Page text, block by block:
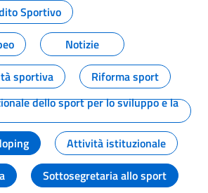
Sportivo
Notizie
sportiva
Riforma sport
dello sport per lo sviluppo e la
Attività istituzionale
Sottosegretaria allo sport